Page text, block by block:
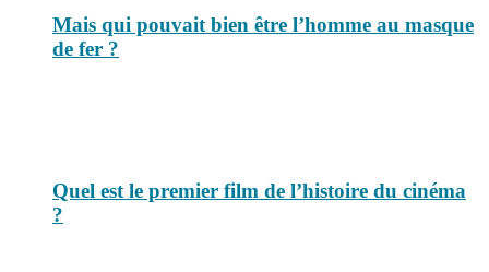
Mais qui pouvait bien être l’homme au masque
de fer ?
Quel est le premier film de l’histoire du cinéma
?